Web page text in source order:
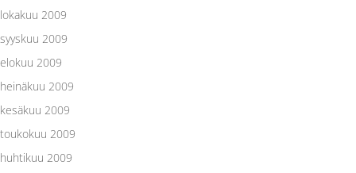
lokakuu 2009
syyskuu 2009
elokuu 2009
heinäkuu 2009
kesäkuu 2009
toukokuu 2009
huhtikuu 2009